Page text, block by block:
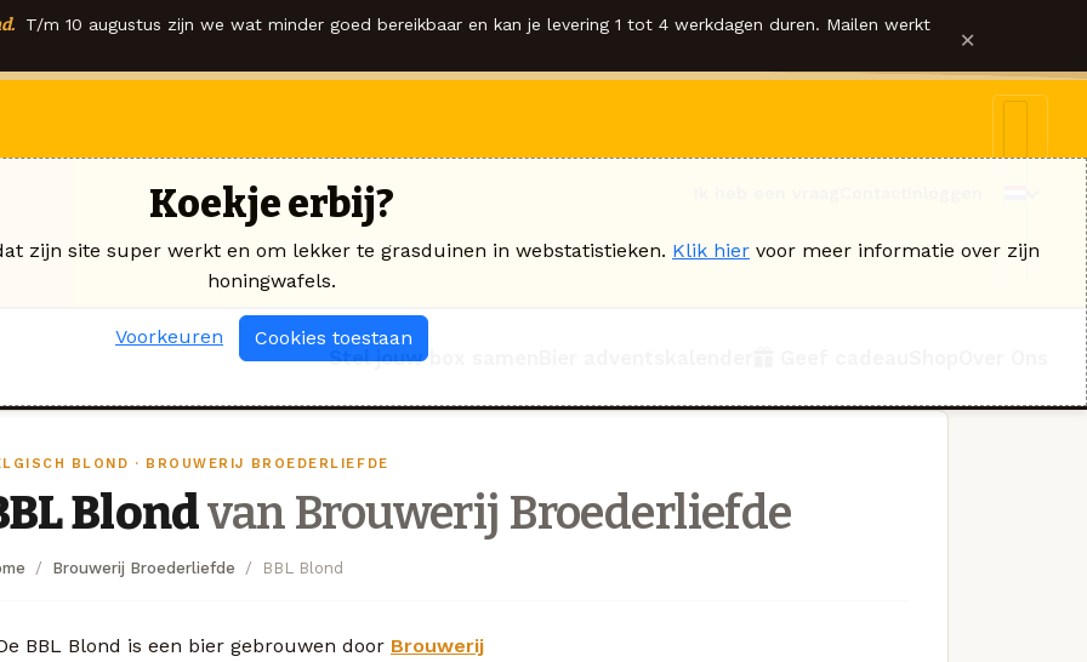
T/m 10 augustus zijn we wat minder goed bereikbaar en kan je levering 1 tot 4 werkdagen duren. Mailen werkt ×
Stel jouw box samen
BLOND · BROUWERIJ BROEDERLIEFDE
Blondvan Brouwerij Broederliefde
Brouwerij Broederliefde BBL Blond
BBL Blond is een bier gebrouwen door Brouwerij
Koekje erbij?
zijn site super werkt en om lekker te grasduinen in webstatistieken. Klik hier voor meer informatie over zijn
honingwafels.
Voorkeuren Cookies toestaan